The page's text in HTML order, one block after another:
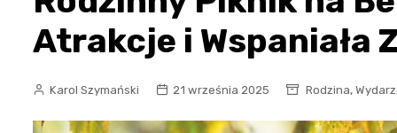
Atrakcje i Wspaniała
Karol Szymański 21 września 2025 Rodzina,